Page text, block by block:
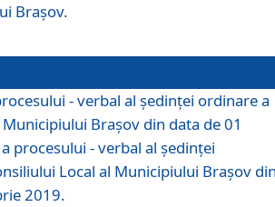
Braşov.
- verbal al şedinţei ordinare a
Brașov din data de 01
procesului - verbal al ședinței
Local al Municipiului Brașov
2019.